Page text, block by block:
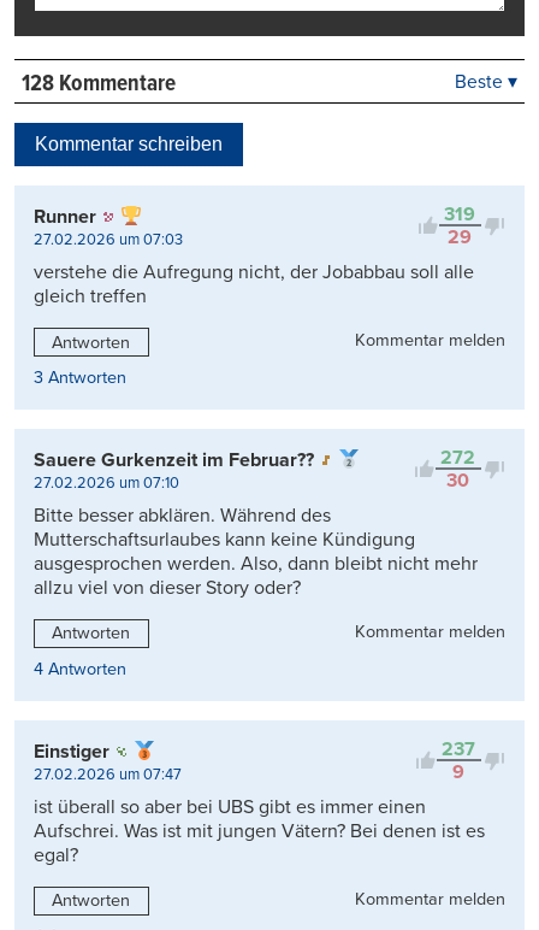
128 Kommentare
Kontrovers
Beste ▾
Kommentar schreiben
319
29
Runner
27.02.2026 um 07:03
verstehe die Aufregung nicht, der Jobabbau soll alle
gleich treffen
Antworten
Kommentar melden
3 Antworten
272
30
Sauere Gurkenzeit im Februar??
27.02.2026 um 07:10
Bitte besser abklären. Während des
Mutterschaftsurlaubes kann keine Kündigung
ausgesprochen werden. Also, dann bleibt nicht mehr
allzu viel von dieser Story oder?
Antworten
Kommentar melden
4 Antworten
237
9
Einstiger
27.02.2026 um 07:47
ist überall so aber bei UBS gibt es immer einen
Aufschrei. Was ist mit jungen Vätern? Bei denen ist es
egal?
Antworten
Kommentar melden